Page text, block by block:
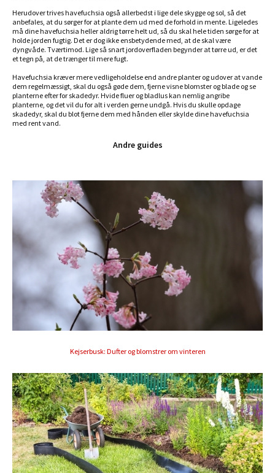
Herudover trives havefuchsia også allerbedst i lige dele skygge og sol, så det
anbefales, at du sørger for at plante dem ud med de forhold in mente. Ligeledes
må dine havefuchsia heller aldrig tørre helt ud, så du skal hele tiden sørge for at
holde jorden fugtig. Det er dog ikke ensbetydende med, at de skal være
dyngvåde. Tværtimod. Lige så snart jordoverfladen begynder at tørre ud, er det
et tegn på, at de trænger til mere fugt.
Havefuchsia kræver mere vedligeholdelse end andre planter og udover at vande
dem regelmæssigt, skal du også gøde dem, fjerne visne blomster og blade og se
planterne efter for skadedyr. Hvide fluer og bladlus kan nemlig angribe
planterne, og det vil du for alt i verden gerne undgå. Hvis du skulle opdage
skadedyr, skal du blot fjerne dem med hånden eller skylde dine havefuchsia
med rent vand.
Andre guides
Kejserbusk: Dufter og blomstrer om vinteren